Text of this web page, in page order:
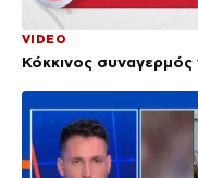
VIDEO
Κόκκινος συναγερμός